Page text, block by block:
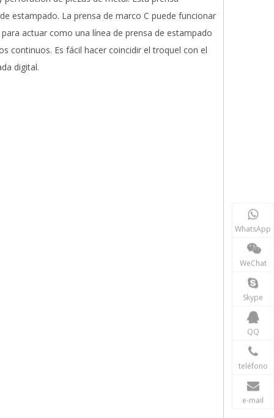
estampado. La prensa de marco C puede funcionar
actuar como una línea de prensa de estampado
continuos. Es fácil hacer coincidir el troquel con el
digital.
WhatsApp
WeChat
Skype
QQ
teléfono
e-mail